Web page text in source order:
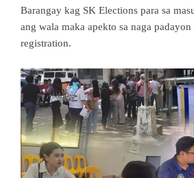
Barangay kag SK Elections para sa
ang wala maka apekto sa naga
registration.